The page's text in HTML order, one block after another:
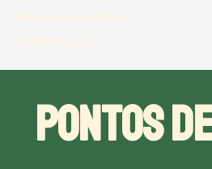
Feed de comentários
WordPress.org
PONTOS